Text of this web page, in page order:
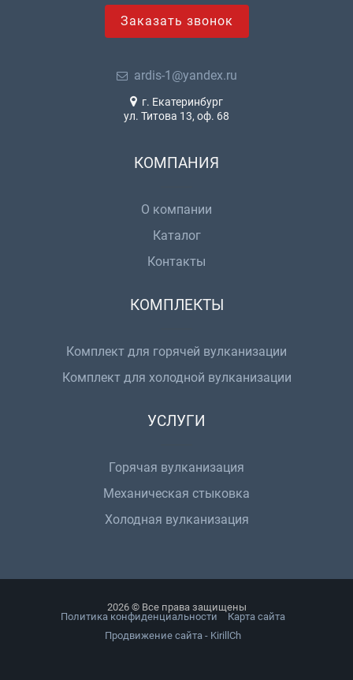
Заказать звонок
ardis-1@yandex.ru
г. Екатеринбург
ул. Титова 13, оф. 68
КОМПАНИЯ
О компании
Каталог
Контакты
КОМПЛЕКТЫ
Комплект для горячей вулканизации
Комплект для холодной вулканизации
УСЛУГИ
Горячая вулканизация
Механическая стыковка
Холодная вулканизация
2026 © Все права защищены
Политика конфиденциальности
Карта сайта
Продвижение сайта - KirillCh